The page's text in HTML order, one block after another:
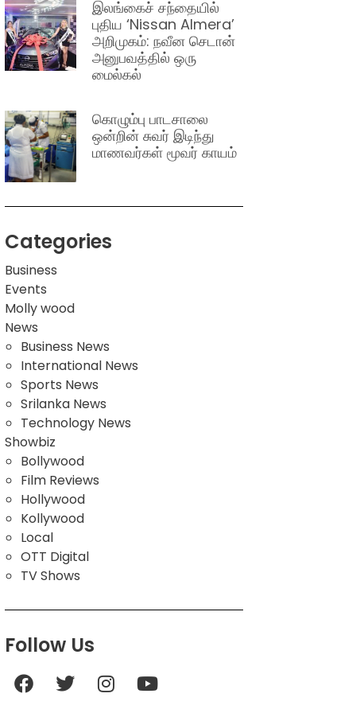
இலங்கைச் சந்தையில்
புதிய ‘Nissan Almera’
அறிமுகம்: நவீன செடான்
அனுபவத்தில் ஒரு
மைல்கல்
கொழும்பு பாடசாலை
ஒன்றின் சுவர் இடிந்து
மாணவர்கள் மூவர் காயம்
Categories
Business
Events
Molly wood
News
Business News
International News
Sports News
Srilanka News
Technology News
Showbiz
Bollywood
Film Reviews
Hollywood
Kollywood
Local
OTT Digital
TV Shows
Follow Us